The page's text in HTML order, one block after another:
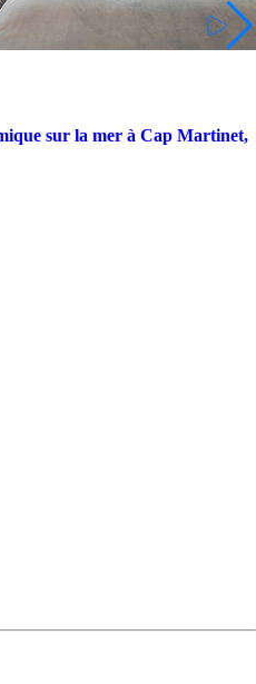
sur la mer à Cap Martinet,